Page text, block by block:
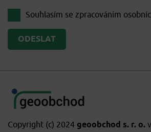
Souhlasím se zpracováním
Copyright (c) 2024 geoobchod s. r. o.